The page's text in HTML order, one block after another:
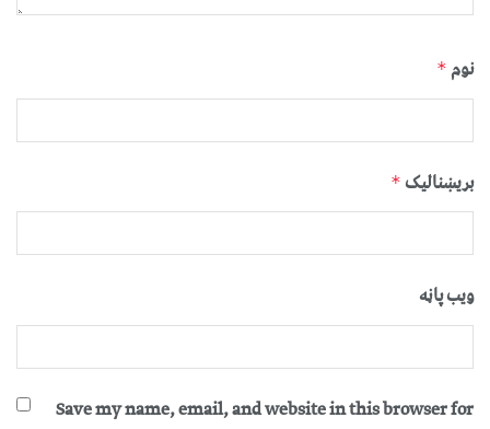
نوم *
بریښنالیک *
ویب پاڼه
Save my name, email, and website in this browser for